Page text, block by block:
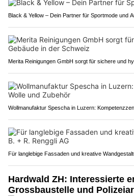
Black & Yellow – Dein Partner für Sportmode und
Merita Reinigungen GmbH sorgt für sichere und
Wollmanufaktur Spescha in Luzern:
Für langlebige Fassaden und kreative
Hardwald ZH: Interessierte
Grossbaustelle und